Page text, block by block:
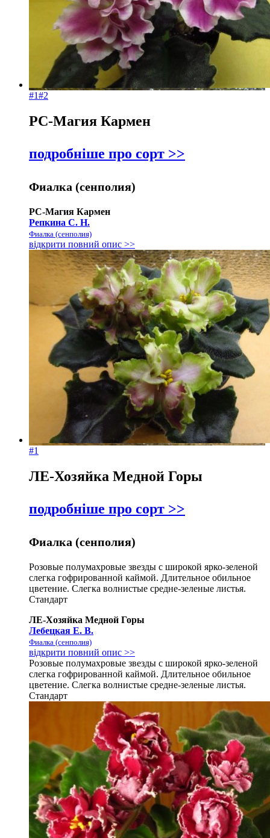
#1#2
РС-Магия Кармен
подробніше про сорт >>
Фиалка (сенполия)
РС-Магия Кармен
Репкина С. Н.
Фиалка (сенполия)
відкрити повний опис >>
#1
ЛЕ-Хозяйка Медной Горы
подробніше про сорт >>
Фиалка (сенполия)
Розовые полумахровые звезды с широкой ярко-зеленой
слегка гофрированной каймой. Длительное обильное
цветение. Слегка волнистые средне-зеленые листья.
Стандарт
ЛЕ-Хозяйка Медной Горы
Лебецкая Е. В.
Фиалка (сенполия)
відкрити повний опис >>
Розовые полумахровые звезды с широкой ярко-зеленой
слегка гофрированной каймой. Длительное обильное
цветение. Слегка волнистые средне-зеленые листья.
Стандарт